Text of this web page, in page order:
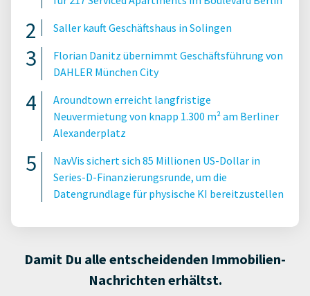
Saller kauft Geschäftshaus in Solingen
Florian Danitz übernimmt Geschäftsführung von
DAHLER München City
Aroundtown erreicht langfristige
Neuvermietung von knapp 1.300 m² am Berliner
Alexanderplatz
NavVis sichert sich 85 Millionen US-Dollar in
Series-D-Finanzierungsrunde, um die
Datengrundlage für physische KI bereitzustellen
Damit Du alle entscheidenden Immobilien-
Nachrichten erhältst.